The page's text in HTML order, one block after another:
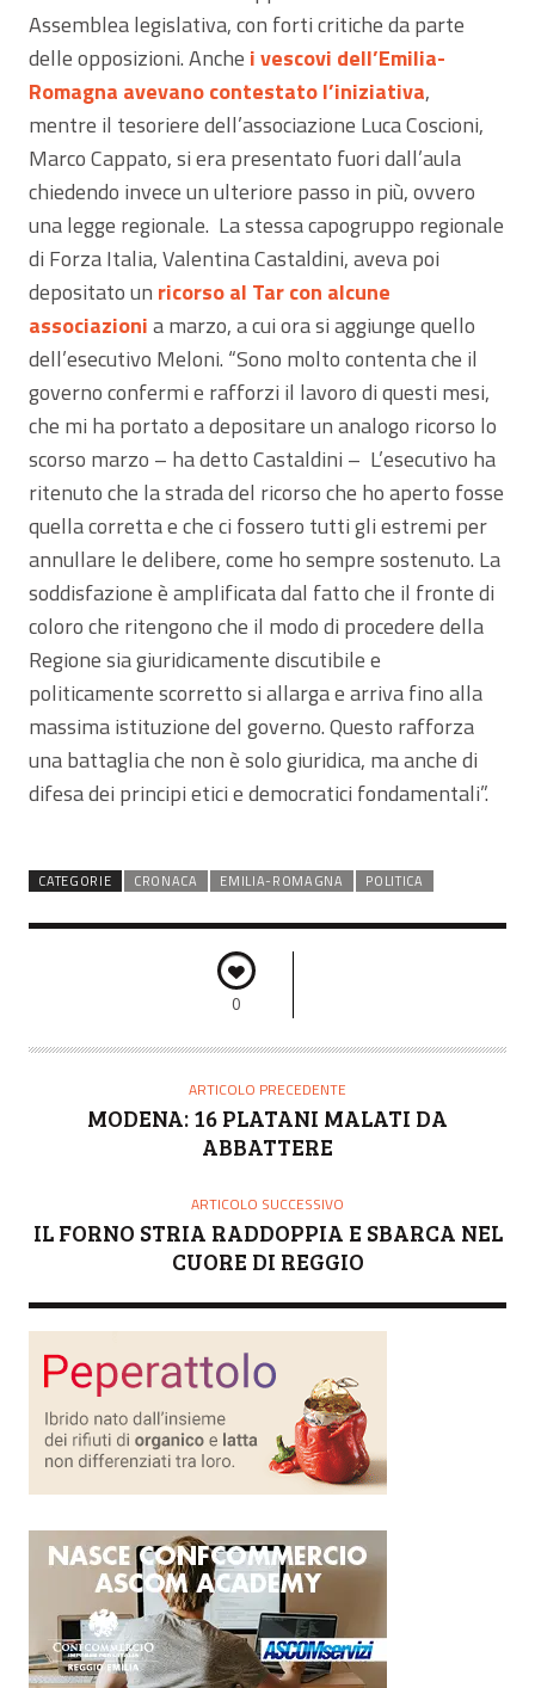
Assemblea legislativa, con forti critiche da parte
delle opposizioni. Anche i vescovi dell’Emilia-
Romagna avevano contestato l’iniziativa,
mentre il tesoriere dell’associazione Luca Coscioni,
Marco Cappato, si era presentato fuori dall’aula
chiedendo invece un ulteriore passo in più, ovvero
una legge regionale. La stessa capogruppo regionale
di Forza Italia, Valentina Castaldini, aveva poi
depositato un ricorso al Tar con alcune
associazionia marzo, a cui ora si aggiunge quello
dell’esecutivo Meloni. “Sono molto contenta che il
governo confermi e rafforzi il lavoro di questi mesi,
che mi ha portato a depositare un analogo ricorso lo
scorso marzo – ha detto Castaldini – L’esecutivo ha
ritenuto che la strada del ricorso che ho aperto fosse
quella corretta e che ci fossero tutti gli estremi per
annullare le delibere, come ho sempre sostenuto. La
soddisfazione è amplificata dal fatto che il fronte di
coloro che ritengono che il modo di procedere della
Regione sia giuridicamente discutibile e
politicamente scorretto si allarga e arriva fino alla
massima istituzione del governo. Questo rafforza
una battaglia che non è solo giuridica, ma anche di
difesa dei principi etici e democratici fondamentali”.
CATEGORIE CRONACA EMILIA-ROMAGNA POLITICA
0
ARTICOLO PRECEDENTE
MODENA: 16 PLATANI MALATI DA
ABBATTERE
ARTICOLO SUCCESSIVO
IL FORNO STRIA RADDOPPIA E SBARCA NEL
CUORE DI REGGIO